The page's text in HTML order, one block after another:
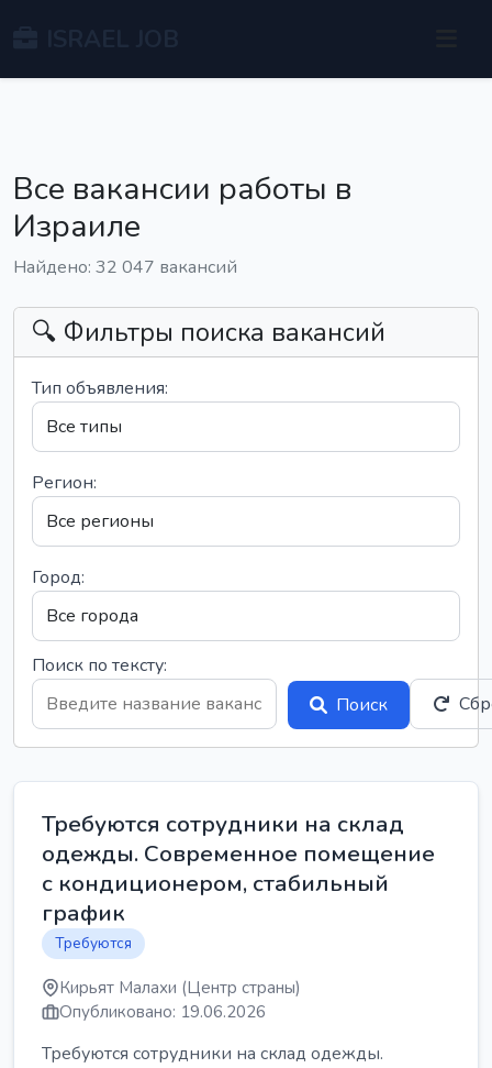
Все вакансии работы в
Израиле
Найдено: 32 047 вакансий
🔍 Фильтры поиска вакансий
Тип объявления:
Регион:
Город:
Поиск по тексту:
Поиск
Требуются сотрудники на склад
одежды. Современное помещение
с кондиционером, стабильный
график
Требуются
Кирьят Малахи (Центр страны)
Опубликовано: 19.06.2026
Требуются сотрудники на склад одежды.